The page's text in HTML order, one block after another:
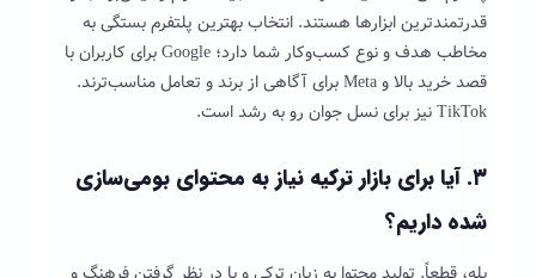
قدرتمندترین ابزارها هستند. انتخاب بهترین پلتفرم بستگی به
مخاطب هدف و نوع کسب‌وکار شما دارد؛ Google برای کاربران با
قصد خرید بالا و Meta برای آگاهی از برند و تعامل مناسب‌ترند.
TikTok نیز برای نسل جوان رو به رشد است.
۳. آیا برای بازار ترکیه نیاز به محتوای بومی‌سازی
شده داریم؟